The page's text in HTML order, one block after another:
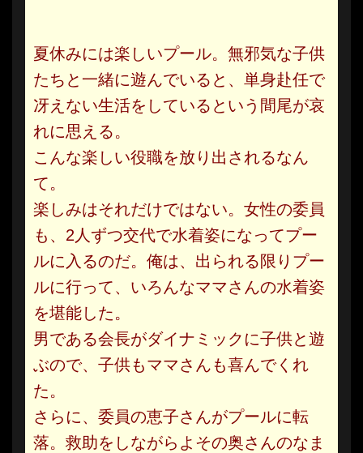
夏休みには楽しいプール。無邪気な子供
たちと一緒に遊んでいると、単身赴任で
冴えない生活をしているという間尾が哀
れに思える。
こんな楽しい役職を放り出されるなん
て。
楽しみはそれだけではない。女性の委員
も、2人ずつ交代で水着姿になってプー
ルに入るのだ。俺は、出られる限りプー
ルに行って、いろんなママさんの水着姿
を堪能した。
男である会長がダイナミックに子供と遊
ぶので、子供もママさんも喜んでくれ
た。
さらに、委員の恵子さんがプールに転
落。救助をしながらよその奥さんのなま